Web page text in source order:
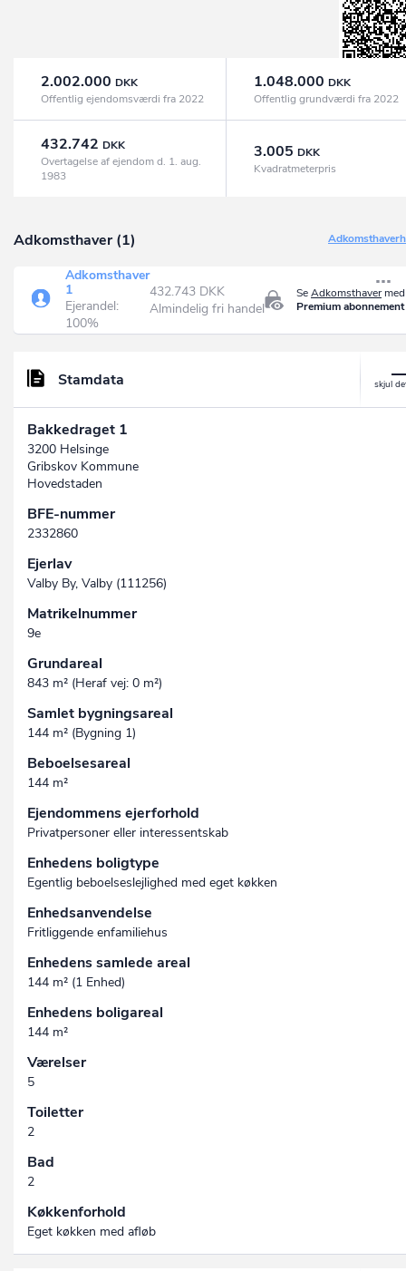
2.002.000 DKK
Offentlig ejendomsværdi fra 2022
1.048.000 DKK
Offentlig grundværdi fra 2022
432.742 DKK
Overtagelse af ejendom d. 1. aug.
1983
3.005 DKK
Kvadratmeterpris
Adkomsthaver (1)
SeAdkomsthaver
Premium abonnement
Adkomsthaver
1
Ejerandel:
100%
432.743 DKK
Almindelig fri handel
Stamdata
Bakkedraget 1
3200 Helsinge
Gribskov Kommune
Hovedstaden
BFE-nummer
2332860
Ejerlav
Valby By, Valby (111256)
Matrikelnummer
9e
Grundareal
843 m² (Heraf vej: 0 m²)
Samlet bygningsareal
144 m² (Bygning 1)
Beboelsesareal
144 m²
Ejendommens ejerforhold
Privatpersoner eller interessentskab
Enhedens boligtype
Egentlig beboelseslejlighed med eget køkken
Enhedsanvendelse
Fritliggende enfamiliehus
Enhedens samlede areal
144 m² (1 Enhed)
Enhedens boligareal
144 m²
Værelser
5
Toiletter
2
Bad
2
Køkkenforhold
Eget køkken med afløb